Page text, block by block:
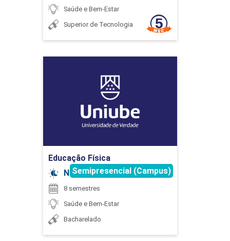
Saúde e Bem-Estar
Superior de Tecnologia
Educação Física
Noturno
Semipresencial (Campus)
8 semestres
Saúde e Bem-Estar
Bacharelado
Detalhes do curso